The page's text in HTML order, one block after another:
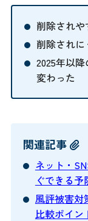
削除され
削除され
2025年以
変わった
関連記事
ネット・
ぐできる
風評被害対
比較ポイン